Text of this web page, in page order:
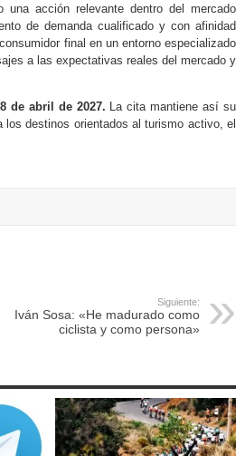
una acción relevante dentro del mercado
de demanda cualificado y con afinidad
final en un entorno especializado
a las expectativas reales del mercado y
de abril de 2027. La cita mantiene así su
destinos orientados al turismo activo, el
Siguiente:
Iván Sosa: «He madurado como
ciclista y como persona»